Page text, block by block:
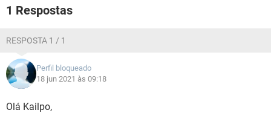
1 Respostas
RESPOSTA 1 / 1
Perfil bloqueado
18 jun 2021 às 09:18
Olá Kailpo,